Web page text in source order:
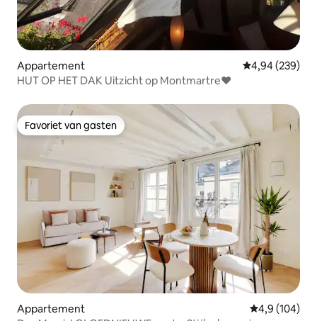
Appartement Gemiddelde
4,94 (239)
HUT OP HET DAK Uitzicht op Montmartre♥
Favoriet van gasten
Favoriet van gasten
Appartement Gemiddelde
4,9 (104)